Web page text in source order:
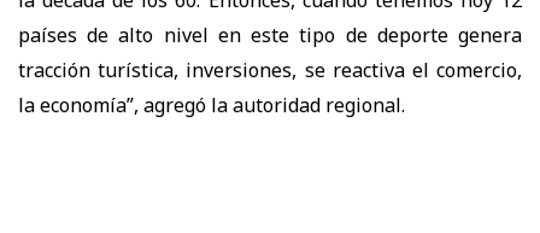
países de alto nivel en este tipo de deporte genera
tracción turística, inversiones, se reactiva el comercio,
la economía”, agregó la autoridad regional.